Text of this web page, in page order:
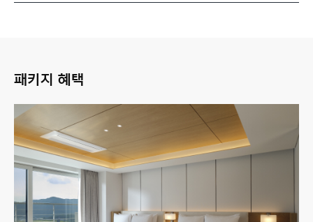
패키지 혜택